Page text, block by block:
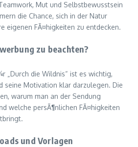
Mut und Selbstbewusstsein
die Chance, sich in der Natur
eigenen FÃ¤higkeiten zu entdecken.
zu beachten?
„Durch die Wildnis“ ist es wichtig,
seine Motivation klar darzulegen. Die
warum man an der Sendung
welche persÃ¶nlichen FÃ¤higkeiten
und Vorlagen